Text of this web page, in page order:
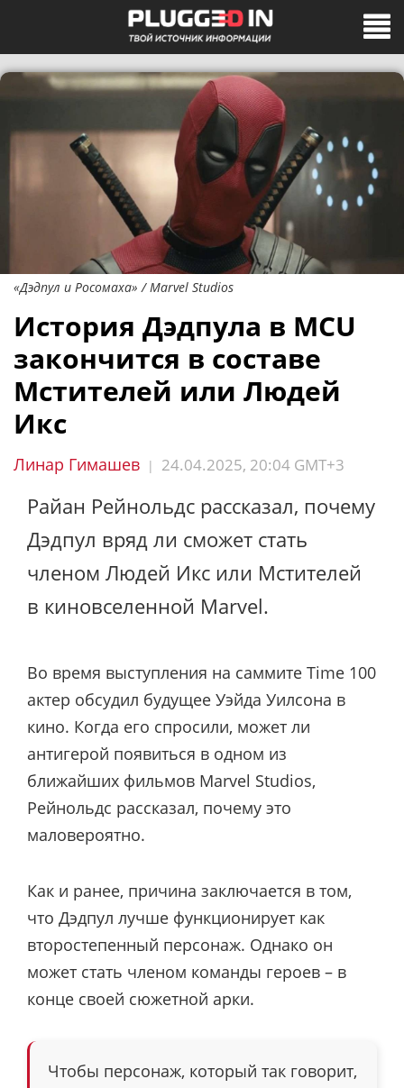
«Дэдпул и Росомаха» / Marvel Studios
История Дэдпула в MCU
закончится в составе
Мстителей или Людей
Икс
Линар Гимашев | 24.04.2025, 20:04 GMT+3
Райан Рейнольдс рассказал, почему
Дэдпул вряд ли сможет стать
членом Людей Икс или Мстителей
в киновселенной Marvel.
Во время выступления на саммите Time 100
актер обсудил будущее Уэйда Уилсона в
кино. Когда его спросили, может ли
антигерой появиться в одном из
ближайших фильмов Marvel Studios,
Рейнольдс рассказал, почему это
маловероятно.
Как и ранее, причина заключается в том,
что Дэдпул лучше функционирует как
второстепенный персонаж. Однако он
может стать членом команды героев – в
конце своей сюжетной арки.
Чтобы персонаж, который так говорит,